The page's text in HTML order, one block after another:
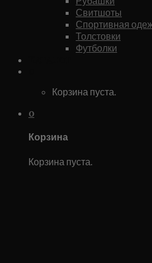
Свитшоты
Спортивная
Толстовки
Футболки
Корзина пуста.
0
Корзина
Корзина пуста.